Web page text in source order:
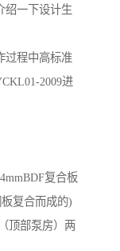
绍一下设计生
过程中高标准
2009进
复合板
板复合而成的)
顶部泵房）两